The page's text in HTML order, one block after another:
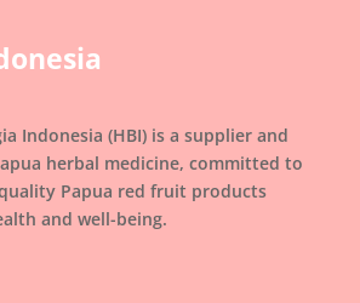
Indonesia (HBI) is a supplier and
herbal medicine, committed to
Papua red fruit products
and well-being.